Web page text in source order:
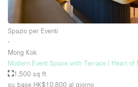
Spazio per Eventi
∙
Mong Kok
Modern Event Space with Terrace | Heart of
1,500 sq ft
su base HK$10,800 al giorno